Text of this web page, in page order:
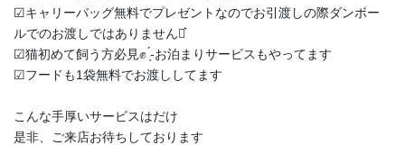
︎︎︎︎☑︎キャリーバッグ無料でプレゼントなのでお引渡しの際ダンボー
ルでのお渡しではありません‪⋆͛
︎︎︎︎☑︎猫初めて飼う方必見✊ ̖́-お泊まりサービスもやってます
︎︎︎︎☑︎フードも1袋無料でお渡ししてます
こんな手厚いサービスはだけ
是非、ご来店お待ちしております